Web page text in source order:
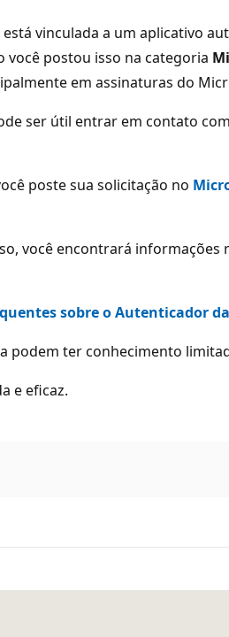
vinculada a um aplicativo
você postou isso na categoria
em assinaturas do
ser útil entrar em contato
poste sua solicitação no
você encontrará
sobre o Autenticador
podem ter conhecimento
e eficaz.